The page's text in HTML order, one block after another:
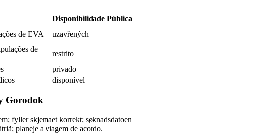
Disponibilidade Pública
de EVA uzavřených
de
restrito
privado
disponível
Gorodok
fyller skjemaet korrekt; søknadsdatoen
planeje a viagem de acordo.